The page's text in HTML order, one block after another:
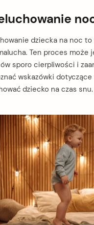
dziecka na noc to
Ten proces może
sporo cierpliwości i
wskazówki dotyczące
dziecko na czas snu.